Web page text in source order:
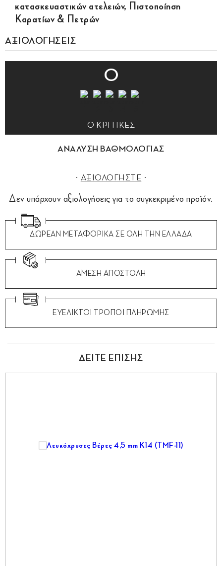
κατασκευαστικών ατελειών, Πιστοποίηση
Καρατίων & Πετρών
ΑΞΙΟΛΟΓΗΣΕΙΣ
0
0 ΚΡΙΤΙΚΕΣ
ΑΝΑΛΥΣΗ ΒΑΘΜΟΛΟΓΙΑΣ
ΑΞΙΟΛΟΓΗΣΤΕ
Δεν υπάρχουν αξιολογήσεις για το συγκεκριμένο προϊόν.
ΔΩΡΕΑΝ ΜΕΤΑΦΟΡΙΚΑ ΣΕ ΟΛΗ ΤΗΝ ΕΛΛΑΔΑ
ΑΜΕΣΗ ΑΠΟΣΤΟΛΗ
ΕΥΕΛΙΚΤΟΙ ΤΡΟΠΟΙ ΠΛΗΡΩΜΗΣ
ΔΕΙΤΕ ΕΠΙΣΗΣ